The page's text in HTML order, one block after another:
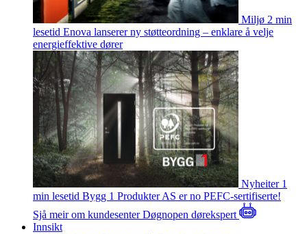
Miljø 2 min
lesetid Enova lanserer ny støtteordning – enklare å velje
energieffektive dører
Nyheiter 1
min lesetid Bygg 1 Produkter AS er no PEFC-sertifiserte!
Sjå meir om kundesenterDøgnopen dørekspert
Innsikt